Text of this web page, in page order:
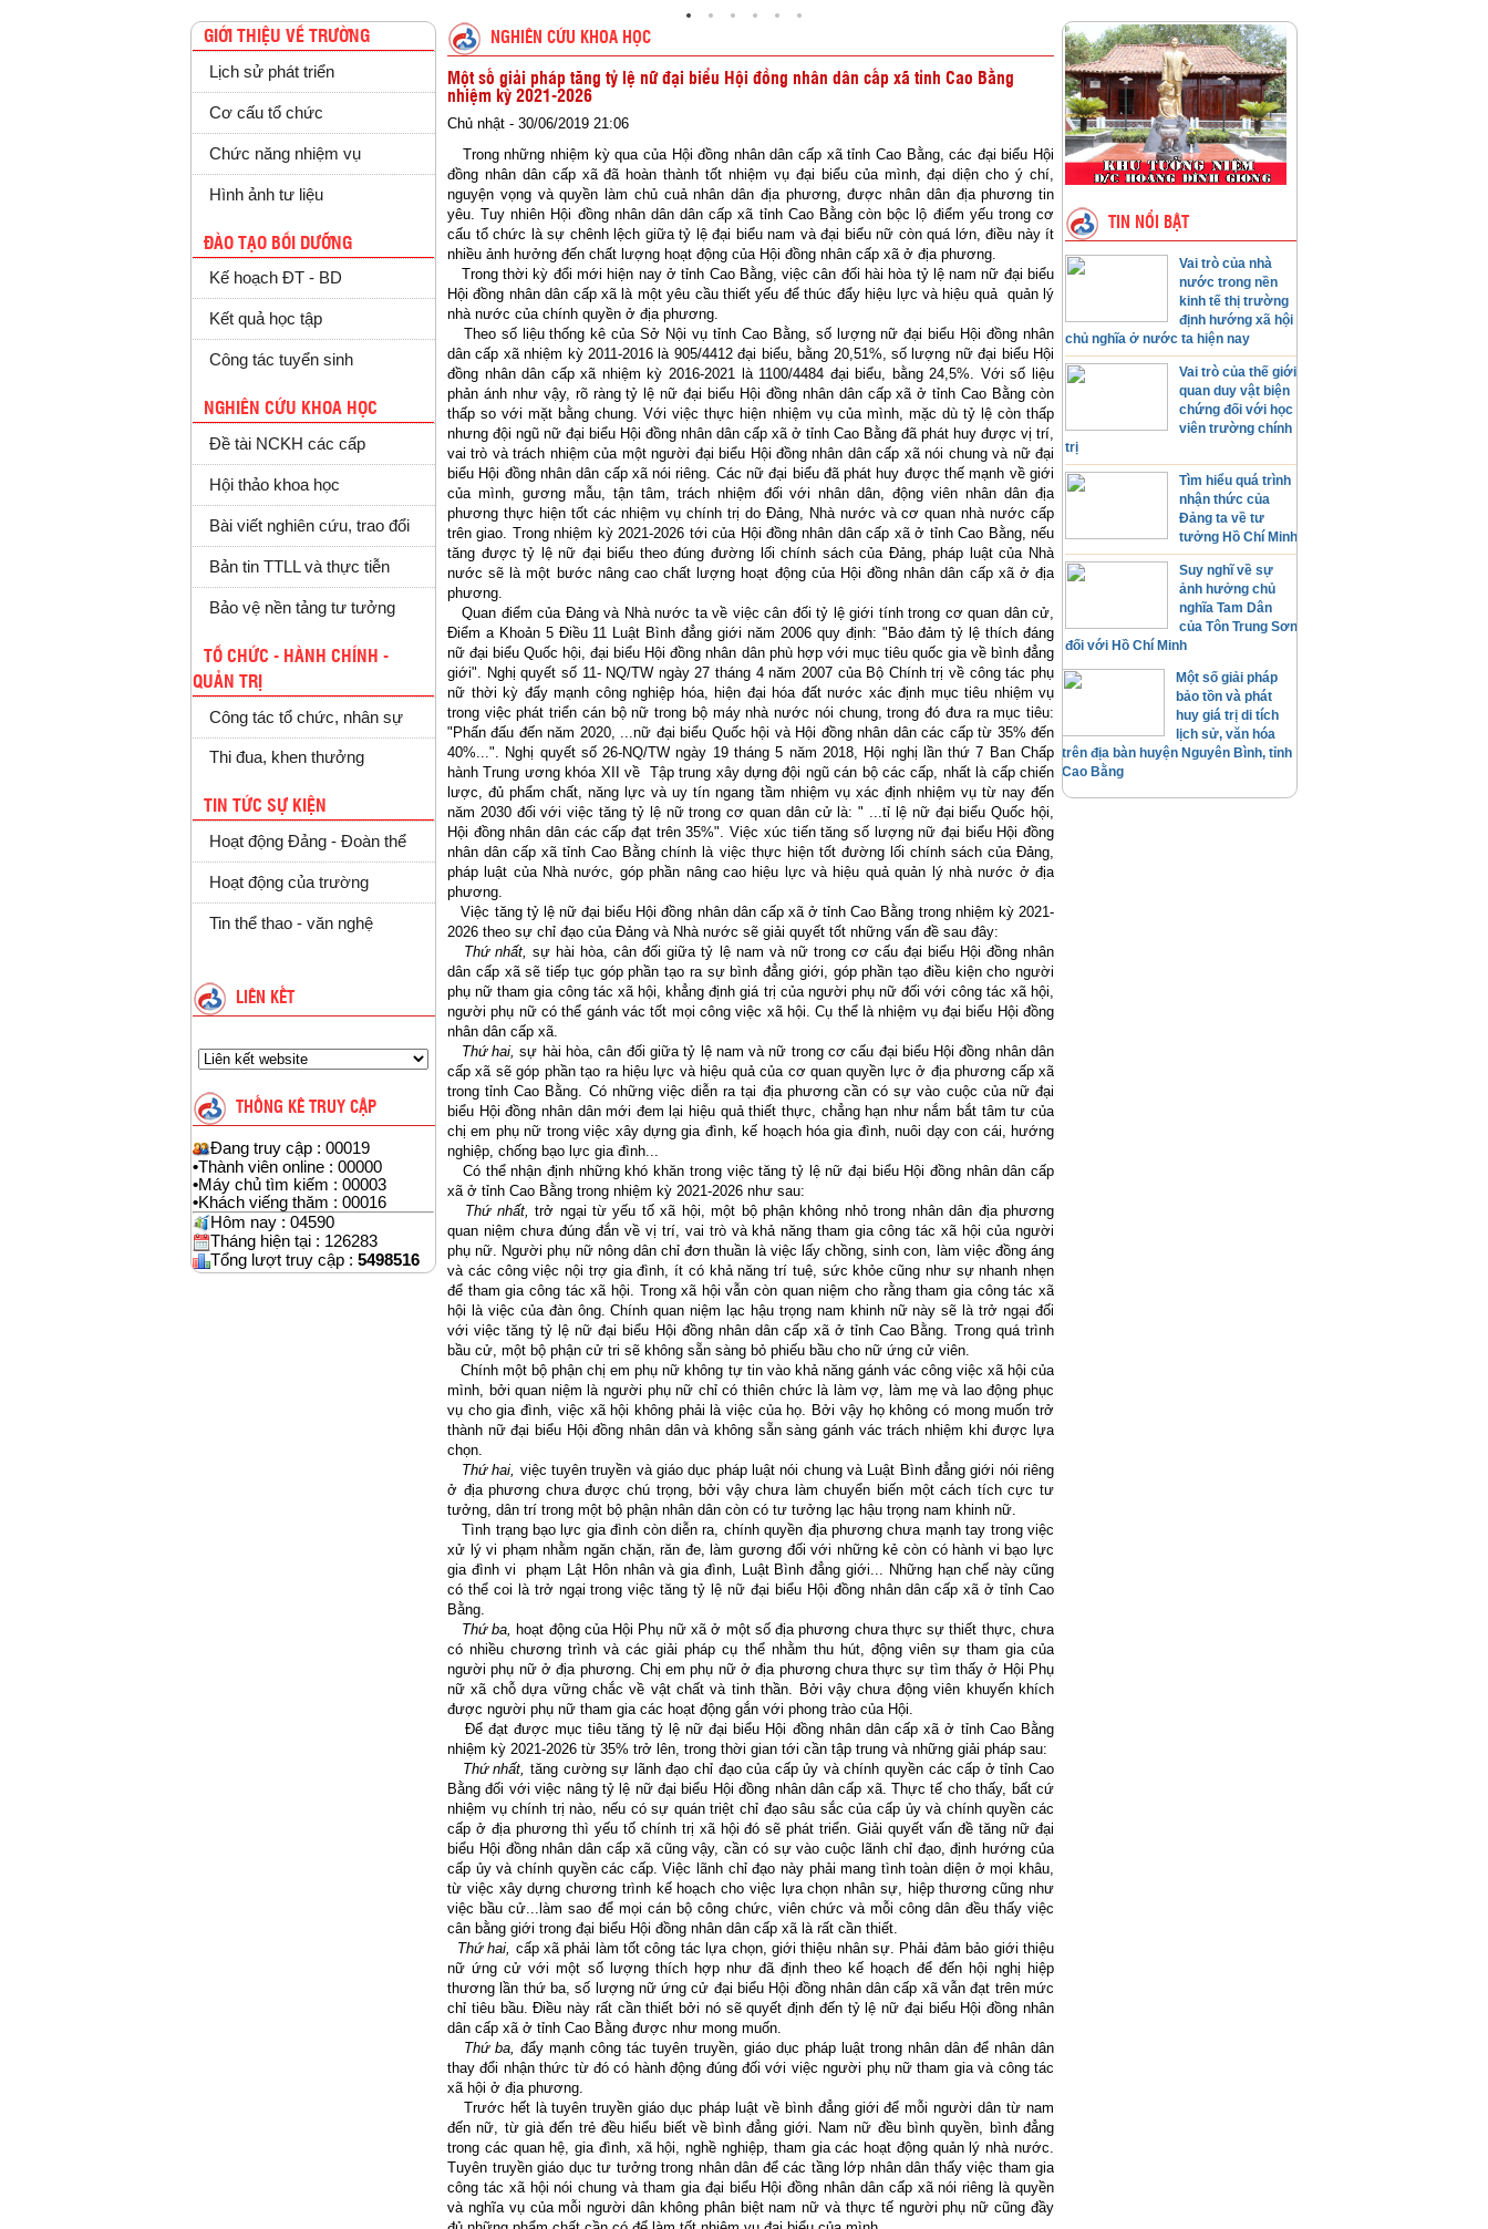
GIỚI THIỆU VỀ TRƯỜNG
Lịch sử phát triển
Cơ cấu tổ chức
Chức năng nhiệm vụ
Hình ảnh tư liệu
ĐÀO TẠO BỒI DƯỠNG
Kế hoạch ĐT - BD
Kết quả học tập
Công tác tuyển sinh
NGHIÊN CỨU KHOA HỌC
Đề tài NCKH các cấp
Hội thảo khoa học
Bài viết nghiên cứu, trao đổi
Bản tin TTLL và thực tiễn
Bảo vệ nền tảng tư tưởng
TỔ CHỨC - HÀNH CHÍNH -
QUẢN TRỊ
Công tác tổ chức, nhân sự
Thi đua, khen thưởng
TIN TỨC SỰ KIỆN
Hoạt động Đảng - Đoàn thể
Hoạt động của trường
Tin thể thao - văn nghệ
LIÊN KẾT
THỐNG KÊ TRUY CẬP
Đang truy cập : 00019
•Thành viên online : 00000
•Máy chủ tìm kiếm : 00003
•Khách viếng thăm : 00016
Hôm nay : 04590
Tháng hiện tại : 126283
Tổng lượt truy cập : 5498516
NGHIÊN CỨU KHOA HỌC
Một số giải pháp tăng tỷ lệ nữ đại biểu Hội đồng nhân dân cấp xã tỉnh Cao Bằng
nhiệm kỳ 2021-2026
Chủ nhật - 30/06/2019 21:06
Trong những nhiệm kỳ qua của Hội đồng nhân dân cấp xã tỉnh Cao Bằng, các đại biểu Hội
đồng nhân dân cấp xã đã hoàn thành tốt nhiệm vụ đại biểu của mình, đại diện cho ý chí,
nguyện vọng và quyền làm chủ cuả nhân dân địa phương, được nhân dân địa phương tin
yêu. Tuy nhiên Hội đồng nhân dân dân cấp xã tỉnh Cao Bằng còn bộc lộ điểm yếu trong cơ
cấu tổ chức là sự chênh lệch giữa tỷ lệ đại biểu nam và đại biểu nữ còn quá lớn, điều này ít
nhiều ảnh hưởng đến chất lượng hoạt động của Hội đồng nhân cấp xã ở địa phương.
Trong thời kỳ đổi mới hiện nay ở tỉnh Cao Bằng, việc cân đối hài hòa tỷ lệ nam nữ đại biểu
Hội đồng nhân dân cấp xã là một yêu cầu thiết yếu để thúc đẩy hiệu lực và hiệu quả quản lý
nhà nước của chính quyền ở địa phương.
Theo số liệu thống kê của Sở Nội vụ tỉnh Cao Bằng, số lượng nữ đại biểu Hội đồng nhân
dân cấp xã nhiệm kỳ 2011-2016 là 905/4412 đại biểu, bằng 20,51%, số lượng nữ đại biểu Hội
đồng nhân dân cấp xã nhiệm kỳ 2016-2021 là 1100/4484 đại biểu, bằng 24,5%. Với số liệu
phản ánh như vậy, rõ ràng tỷ lệ nữ đại biểu Hội đồng nhân dân cấp xã ở tỉnh Cao Bằng còn
thấp so với mặt bằng chung. Với việc thực hiện nhiệm vụ của mình, mặc dù tỷ lệ còn thấp
nhưng đội ngũ nữ đại biểu Hội đồng nhân dân cấp xã ở tỉnh Cao Bằng đã phát huy được vị trí,
vai trò và trách nhiệm của một người đại biểu Hội đồng nhân dân cấp xã nói chung và nữ đại
biểu Hội đồng nhân dân cấp xã nói riêng. Các nữ đại biểu đã phát huy được thế mạnh về giới
của mình, gương mẫu, tận tâm, trách nhiệm đối với nhân dân, động viên nhân dân địa
phương thực hiện tốt các nhiệm vụ chính trị do Đảng, Nhà nước và cơ quan nhà nước cấp
trên giao. Trong nhiệm kỳ 2021-2026 tới của Hội đồng nhân dân cấp xã ở tỉnh Cao Bằng, nếu
tăng được tỷ lệ nữ đại biểu theo đúng đường lối chính sách của Đảng, pháp luật của Nhà
nước sẽ là một bước nâng cao chất lượng hoạt động của Hội đồng nhân dân cấp xã ở địa
phương.
Quan điểm của Đảng và Nhà nước ta về việc cân đối tỷ lệ giới tính trong cơ quan dân cử,
Điểm a Khoản 5 Điều 11 Luật Bình đẳng giới năm 2006 quy định: "Bảo đảm tỷ lệ thích đáng
nữ đại biểu Quốc hội, đại biểu Hội đồng nhân dân phù hợp với mục tiêu quốc gia về bình đẳng
giới". Nghị quyết số 11- NQ/TW ngày 27 tháng 4 năm 2007 của Bộ Chính trị về công tác phụ
nữ thời kỳ đẩy mạnh công nghiệp hóa, hiện đại hóa đất nước xác định mục tiêu nhiệm vụ
trong việc phát triển cán bộ nữ trong bộ máy nhà nước nói chung, trong đó đưa ra mục tiêu:
"Phấn đấu đến năm 2020, ...nữ đại biểu Quốc hội và Hội đồng nhân dân các cấp từ 35% đến
40%...". Nghị quyết số 26-NQ/TW ngày 19 tháng 5 năm 2018, Hội nghị lần thứ 7 Ban Chấp
hành Trung ương khóa XII về Tập trung xây dựng đội ngũ cán bộ các cấp, nhất là cấp chiến
lược, đủ phẩm chất, năng lực và uy tín ngang tầm nhiệm vụ xác định nhiệm vụ từ nay đến
năm 2030 đối với việc tăng tỷ lệ nữ trong cơ quan dân cử là: " ...tỉ lệ nữ đại biểu Quốc hội,
Hội đồng nhân dân các cấp đạt trên 35%". Việc xúc tiến tăng số lượng nữ đại biểu Hội đồng
nhân dân cấp xã tỉnh Cao Bằng chính là việc thực hiện tốt đường lối chính sách của Đảng,
pháp luật của Nhà nước, góp phần nâng cao hiệu lực và hiệu quả quản lý nhà nước ở địa
phương.
Việc tăng tỷ lệ nữ đại biểu Hội đồng nhân dân cấp xã ở tỉnh Cao Bằng trong nhiệm kỳ 2021-
2026 theo sự chỉ đạo của Đảng và Nhà nước sẽ giải quyết tốt những vấn đề sau đây:
Thứ nhất, sự hài hòa, cân đối giữa tỷ lệ nam và nữ trong cơ cấu đại biểu Hội đồng nhân
dân cấp xã sẽ tiếp tục góp phần tạo ra sự bình đẳng giới, góp phần tạo điều kiện cho người
phụ nữ tham gia công tác xã hội, khẳng định giá trị của người phụ nữ đối với công tác xã hội,
người phụ nữ có thể gánh vác tốt mọi công việc xã hội. Cụ thể là nhiệm vụ đại biểu Hội đồng
nhân dân cấp xã.
Thứ hai, sự hài hòa, cân đối giữa tỷ lệ nam và nữ trong cơ cấu đại biểu Hội đồng nhân dân
cấp xã sẽ góp phần tạo ra hiệu lực và hiệu quả của cơ quan quyền lực ở địa phương cấp xã
trong tỉnh Cao Bằng. Có những việc diễn ra tại địa phương cần có sự vào cuộc của nữ đại
biểu Hội đồng nhân dân mới đem lại hiệu quả thiết thực, chẳng hạn như nắm bắt tâm tư của
chị em phụ nữ trong việc xây dựng gia đình, kế hoạch hóa gia đình, nuôi dạy con cái, hướng
nghiệp, chống bạo lực gia đình...
Có thể nhận định những khó khăn trong việc tăng tỷ lệ nữ đại biểu Hội đồng nhân dân cấp
xã ở tỉnh Cao Bằng trong nhiệm kỳ 2021-2026 như sau:
Thứ nhất, trở ngại từ yếu tố xã hội, một bộ phận không nhỏ trong nhân dân địa phương
quan niệm chưa đúng đắn về vị trí, vai trò và khả năng tham gia công tác xã hội của người
phụ nữ. Người phụ nữ nông dân chỉ đơn thuần là việc lấy chồng, sinh con, làm việc đồng áng
và các công việc nội trợ gia đình, ít có khả năng trí tuệ, sức khỏe cũng như sự nhanh nhẹn
để tham gia công tác xã hội. Trong xã hội vẫn còn quan niệm cho rằng tham gia công tác xã
hội là việc của đàn ông. Chính quan niệm lạc hậu trọng nam khinh nữ này sẽ là trở ngại đối
với việc tăng tỷ lệ nữ đại biểu Hội đồng nhân dân cấp xã ở tỉnh Cao Bằng. Trong quá trình
bầu cử, một bộ phận cử tri sẽ không sẵn sàng bỏ phiếu bầu cho nữ ứng cử viên.
Chính một bộ phận chị em phụ nữ không tự tin vào khả năng gánh vác công việc xã hội của
mình, bởi quan niệm là người phụ nữ chỉ có thiên chức là làm vợ, làm mẹ và lao động phục
vụ cho gia đình, việc xã hội không phải là việc của họ. Bởi vậy họ không có mong muốn trở
thành nữ đại biểu Hội đồng nhân dân và không sẵn sàng gánh vác trách nhiệm khi được lựa
chọn.
Thứ hai, việc tuyên truyền và giáo dục pháp luật nói chung và Luật Bình đẳng giới nói riêng
ở địa phương chưa được chú trọng, bởi vậy chưa làm chuyển biến một cách tích cực tư
tưởng, dân trí trong một bộ phận nhân dân còn có tư tưởng lạc hậu trọng nam khinh nữ.
Tình trạng bạo lực gia đình còn diễn ra, chính quyền địa phương chưa mạnh tay trong việc
xử lý vi phạm nhằm ngăn chặn, răn đe, làm gương đối với những kẻ còn có hành vi bạo lực
gia đình vi phạm Lật Hôn nhân và gia đình, Luật Bình đẳng giới... Những hạn chế này cũng
có thể coi là trở ngại trong việc tăng tỷ lệ nữ đại biểu Hội đồng nhân dân cấp xã ở tỉnh Cao
Bằng.
Thứ ba, hoạt động của Hội Phụ nữ xã ở một số địa phương chưa thực sự thiết thực, chưa
có nhiều chương trình và các giải pháp cụ thể nhằm thu hút, động viên sự tham gia của
người phụ nữ ở địa phương. Chị em phụ nữ ở địa phương chưa thực sự tìm thấy ở Hội Phụ
nữ xã chỗ dựa vững chắc về vật chất và tinh thần. Bởi vậy chưa động viên khuyến khích
được người phụ nữ tham gia các hoạt động gắn với phong trào của Hội.
Để đạt được mục tiêu tăng tỷ lệ nữ đại biểu Hội đồng nhân dân cấp xã ở tỉnh Cao Bằng
nhiệm kỳ 2021-2026 từ 35% trở lên, trong thời gian tới cần tập trung và những giải pháp sau:
Thứ nhất, tăng cường sự lãnh đạo chỉ đạo của cấp ủy và chính quyền các cấp ở tỉnh Cao
Bằng đối với việc nâng tỷ lệ nữ đại biểu Hội đồng nhân dân cấp xã. Thực tế cho thấy, bất cứ
nhiệm vụ chính trị nào, nếu có sự quán triệt chỉ đạo sâu sắc của cấp ủy và chính quyền các
cấp ở địa phương thì yếu tố chính trị xã hội đó sẽ phát triển. Giải quyết vấn đề tăng nữ đại
biểu Hội đồng nhân dân cấp xã cũng vậy, cần có sự vào cuộc lãnh chỉ đạo, định hướng của
cấp ủy và chính quyền các cấp. Việc lãnh chỉ đạo này phải mang tình toàn diện ở mọi khâu,
từ việc xây dựng chương trình kế hoạch cho việc lựa chọn nhân sự, hiệp thương cũng như
việc bầu cử...làm sao để mọi cán bộ công chức, viên chức và mỗi công dân đều thấy việc
cân bằng giới trong đại biểu Hội đồng nhân dân cấp xã là rất cần thiết.
Thứ hai, cấp xã phải làm tốt công tác lựa chọn, giới thiệu nhân sự. Phải đảm bảo giới thiệu
nữ ứng cử với một số lượng thích hợp như đã định theo kế hoạch để đến hội nghị hiệp
thương lần thứ ba, số lượng nữ ứng cử đại biểu Hội đồng nhân dân cấp xã vẫn đạt trên mức
chỉ tiêu bầu. Điều này rất cần thiết bởi nó sẽ quyết định đến tỷ lệ nữ đại biểu Hội đồng nhân
dân cấp xã ở tỉnh Cao Bằng được như mong muốn.
Thứ ba, đẩy mạnh công tác tuyên truyền, giáo dục pháp luật trong nhân dân để nhân dân
thay đổi nhận thức từ đó có hành động đúng đối với việc người phụ nữ tham gia và công tác
xã hội ở địa phương.
Trước hết là tuyên truyền giáo dục pháp luật về bình đẳng giới để mỗi người dân từ nam
đến nữ, từ già đến trẻ đều hiểu biết về bình đẳng giới. Nam nữ đều bình quyền, bình đẳng
trong các quan hệ, gia đình, xã hội, nghề nghiệp, tham gia các hoạt động quản lý nhà nước.
Tuyên truyền giáo dục tư tưởng trong nhân dân để các tầng lớp nhân dân thấy việc tham gia
công tác xã hội nói chung và tham gia đại biểu Hội đồng nhân dân cấp xã nói riêng là quyền
và nghĩa vụ của mỗi người dân không phân biệt nam nữ và thực tế người phụ nữ cũng đầy
TIN NỔI BẬT
Vai trò của nhà
nước trong nền
kinh tế thị trường
định hướng xã hội
chủ nghĩa ở nước ta hiện nay
Vai trò của thế giới
quan duy vật biện
chứng đối với học
viên trường chính
trị
Tìm hiểu quá trình
nhận thức của
Đảng ta về tư
tưởng Hồ Chí Minh
Suy nghĩ về sự
ảnh hưởng chủ
nghĩa Tam Dân
của Tôn Trung Sơn
đối với Hồ Chí Minh
Một số giải pháp
bảo tồn và phát
huy giá trị di tích
lịch sử, văn hóa
trên địa bàn huyện Nguyên Bình, tỉnh
Cao Bằng